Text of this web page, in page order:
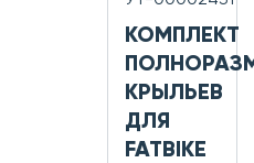
КОМПЛЕКТ
КРЫЛЬЕВ
ДЛЯ
FATBIKE